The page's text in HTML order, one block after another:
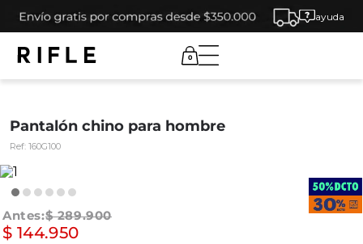
ayuda
0
Pantalón chino para hombre
Ref: 160G100
$ 289.900
$ 144.950